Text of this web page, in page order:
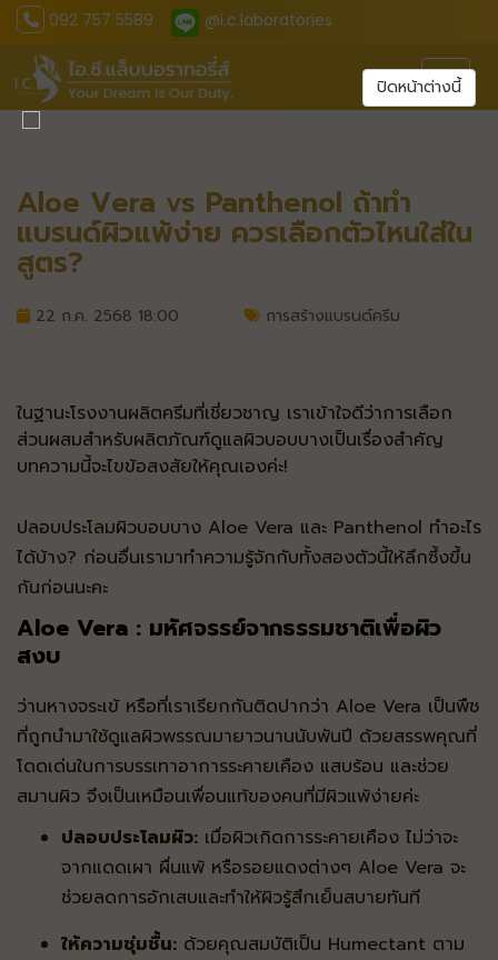
092 757 5589 @i.c.laboratories
Aloe Vera vs Panthenol ถ้าทำ
แบรนด์ผิวแพ้ง่าย ควรเลือกตัวไหนใส่ใน
สูตร?
22 ก.ค. 2568 18:00 การสร้างแบรนด์ครีม
ในฐานะโรงงานผลิตครีมที่เชี่ยวชาญ เราเข้าใจดีว่าการเลือก
ส่วนผสมสำหรับผลิตภัณฑ์ดูแลผิวบอบบางเป็นเรื่องสำคัญ
บทความนี้จะไขข้อสงสัยให้คุณเองค่ะ!
ปลอบประโลมผิวบอบบาง Aloe Vera และ Panthenol ทำอะไร
ได้บ้าง? ก่อนอื่นเรามาทำความรู้จักกับทั้งสองตัวนี้ให้ลึกซึ้งขึ้น
กันก่อนนะคะ
Aloe Vera : มหัศจรรย์จากธรรมชาติเพื่อผิว
สงบ
ว่านหางจระเข้ หรือที่เราเรียกกันติดปากว่า Aloe Vera เป็นพืช
ที่ถูกนำมาใช้ดูแลผิวพรรณมายาวนานนับพันปี ด้วยสรรพคุณที่
โดดเด่นในการบรรเทาอาการระคายเคือง แสบร้อน และช่วย
สมานผิว จึงเป็นเหมือนเพื่อนแท้ของคนที่มีผิวแพ้ง่ายค่ะ
ปลอบประโลมผิว: เมื่อผิวเกิดการระคายเคือง ไม่ว่าจะ
จากแดดเผา ผื่นแพ้ หรือรอยแดงต่างๆ Aloe Vera จะ
ช่วยลดการอักเสบและทำให้ผิวรู้สึกเย็นสบายทันที
ให้ความชุ่มชื้น: ด้วยคุณสมบัติเป็น Humectant ตาม
ปิดหน้าต่างนี้